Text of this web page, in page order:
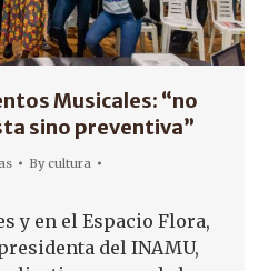
Musicales: “no
sino preventiva”
Bycultura
y en el Espacio Flora,
del INAMU,